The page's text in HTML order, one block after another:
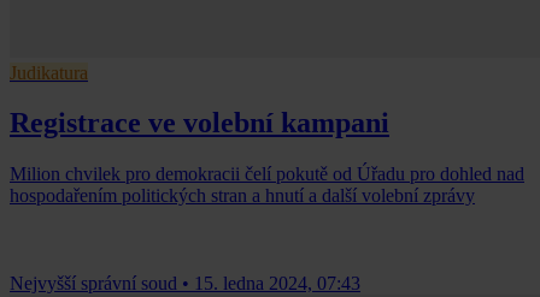
Judikatura
Registrace ve volební kampani
Milion chvilek pro demokracii čelí pokutě od Úřadu pro dohled nad
hospodařením politických stran a hnutí a další volební zprávy
Nejvyšší správní soud • 15. ledna 2024, 07:43